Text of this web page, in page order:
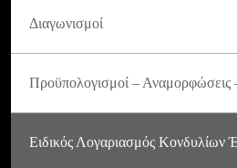
Διαγωνισμοί
Προϋπολογισμοί – Αναμορφώσεις
Ειδικός Λογαριασμός